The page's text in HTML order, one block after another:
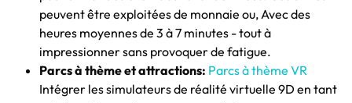
peuvent être exploitées de monnaie ou, Avec des
heures moyennes de 3 à 7 minutes - tout à
impressionner sans provoquer de fatigue.
Parcs à thème et attractions: Parcs à thème VR
Intégrer les simulateurs de réalité virtuelle 9D en tant